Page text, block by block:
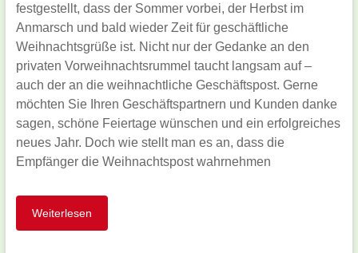
festgestellt, dass der Sommer vorbei, der Herbst im
Anmarsch und bald wieder Zeit für geschäftliche
Weihnachtsgrüße ist. Nicht nur der Gedanke an den
privaten Vorweihnachtsrummel taucht langsam auf –
auch der an die weihnachtliche Geschäftspost. Gerne
möchten Sie Ihren Geschäftspartnern und Kunden danke
sagen, schöne Feiertage wünschen und ein erfolgreiches
neues Jahr. Doch wie stellt man es an, dass die
Empfänger die Weihnachtspost wahrnehmen
Weiterlesen